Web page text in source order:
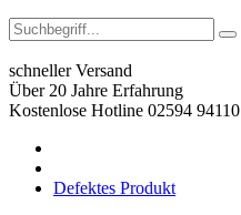
schneller Versand
Über 20 Jahre Erfahrung
Kostenlose Hotline 02594 94110
Defektes Produkt